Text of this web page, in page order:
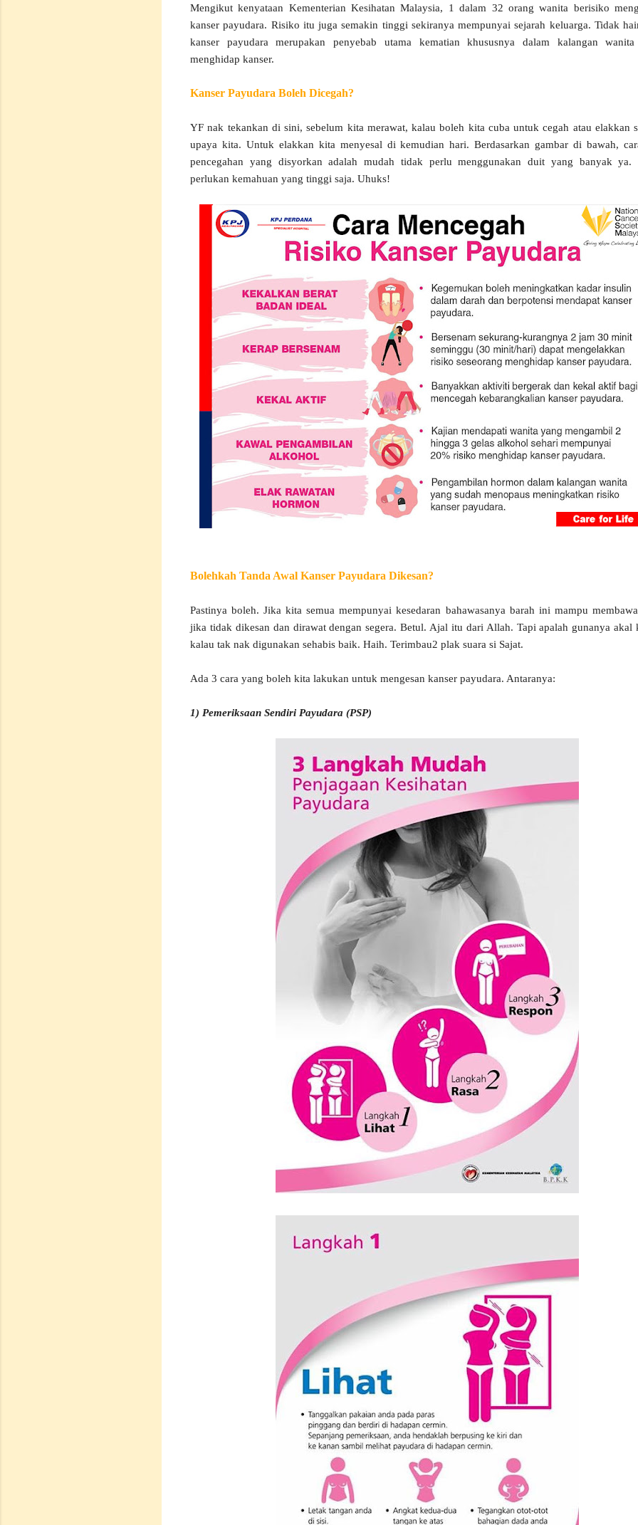
Mengikut kenyataan Kementerian Kesihatan Malaysia, 1 dalam 32 orang wanita berisiko
kanser payudara. Risiko itu juga semakin tinggi sekiranya mempunyai sejarah keluarga. Tidak
kanser payudara merupakan penyebab utama kematian khususnya dalam kalangan
menghidap kanser.
Kanser Payudara Boleh Dicegah?
YF nak tekankan di sini, sebelum kita merawat, kalau boleh kita cuba untuk cegah atau elakkan
upaya kita. Untuk elakkan kita menyesal di kemudian hari. Berdasarkan gambar di bawah,
pencegahan yang disyorkan adalah mudah tidak perlu menggunakan duit yang banyak ya.
perlukan kemahuan yang tinggi saja. Uhuks!
Bolehkah Tanda Awal Kanser Payudara Dikesan?
Pastinya boleh. Jika kita semua mempunyai kesedaran bahawasanya barah ini mampu
jika tidak dikesan dan dirawat dengan segera. Betul. Ajal itu dari Allah. Tapi apalah gunanya akal
kalau tak nak digunakan sehabis baik. Haih. Terimbau2 plak suara si Sajat.
Ada 3 cara yang boleh kita lakukan untuk mengesan kanser payudara. Antaranya:
1) Pemeriksaan Sendiri Payudara (PSP)